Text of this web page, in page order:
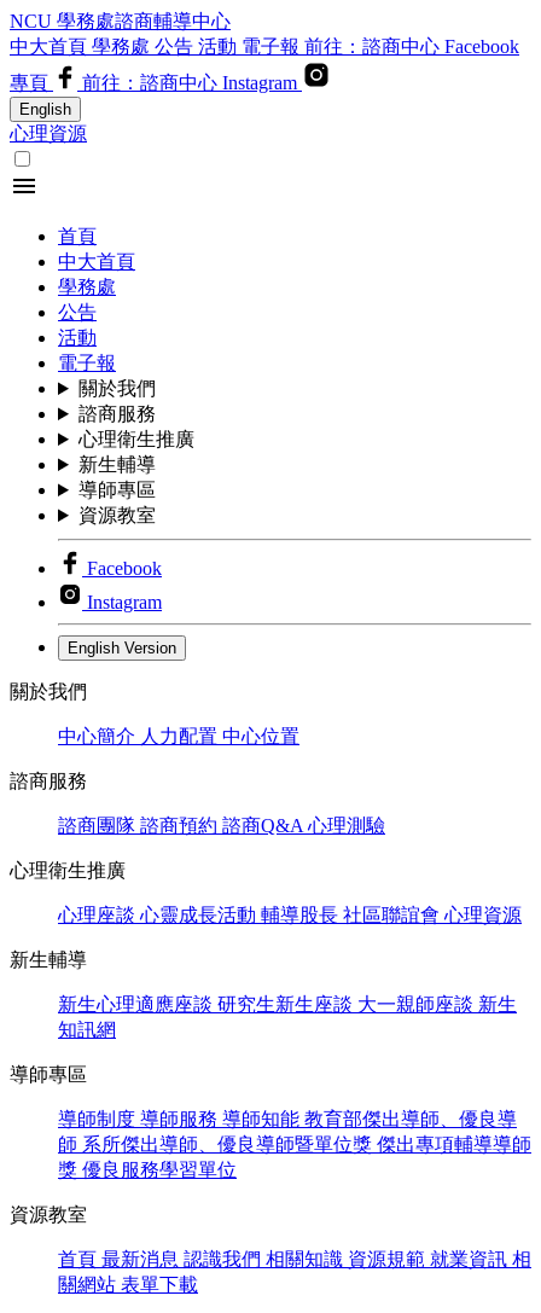
NCU 學務處諮商輔導中心
中大首頁 學務處 公告 活動 電子報 前往：諮商中心 Facebook
專頁
前往：諮商中心 Instagram
English
心理資源
menu
首頁
中大首頁
學務處
公告
活動
電子報
關於我們
諮商服務
心理衛生推廣
新生輔導
導師專區
資源教室
Facebook
Instagram
English Version
關於我們
中心簡介 人力配置 中心位置
諮商服務
諮商團隊 諮商預約 諮商Q&A 心理測驗
心理衛生推廣
心理座談 心靈成長活動 輔導股長 社區聯誼會 心理資源
新生輔導
新生心理適應座談 研究生新生座談 大一親師座談 新生
知訊網
導師專區
導師制度 導師服務 導師知能 教育部傑出導師、優良導
師 系所傑出導師、優良導師暨單位獎 傑出專項輔導導師
獎 優良服務學習單位
資源教室
首頁 最新消息 認識我們 相關知識 資源規範 就業資訊 相
關網站 表單下載